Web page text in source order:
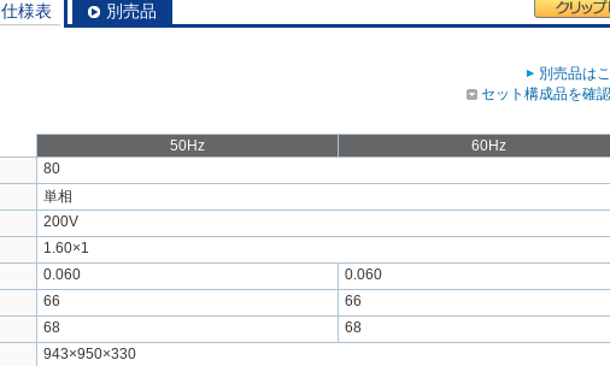
仕様表 別売品
別売品は
セット構成品を確
50Hz
60Hz
80
単相
200V
1.60×1
0.060
0.060
66
66
68
68
943×950×330